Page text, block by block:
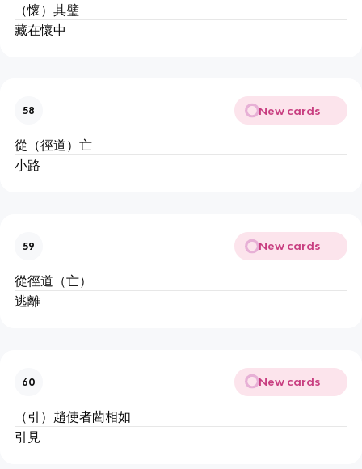
（懷）其璧
藏在懷中
58 New cards
從（徑道）亡
小路
59 New cards
從徑道（亡）
逃離
60 New cards
（引）趙使者藺相如
引見